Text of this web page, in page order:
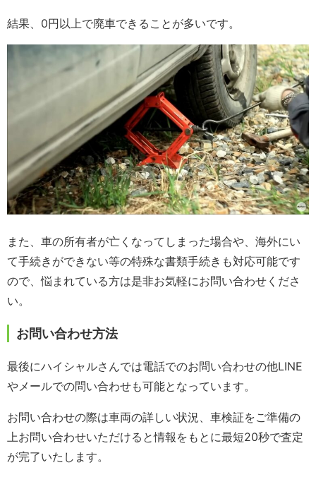
結果、0円以上で廃車できることが多いです。
また、車の所有者が亡くなってしまった場合や、海外にい
て手続きができない等の特殊な書類手続きも対応可能です
ので、悩まれている方は是非お気軽にお問い合わせくださ
い。
お問い合わせ方法
最後にハイシャルさんでは電話でのお問い合わせの他LINE
やメールでの問い合わせも可能となっています。
お問い合わせの際は車両の詳しい状況、車検証をご準備の
上お問い合わせいただけると情報をもとに最短20秒で査定
が完了いたします。